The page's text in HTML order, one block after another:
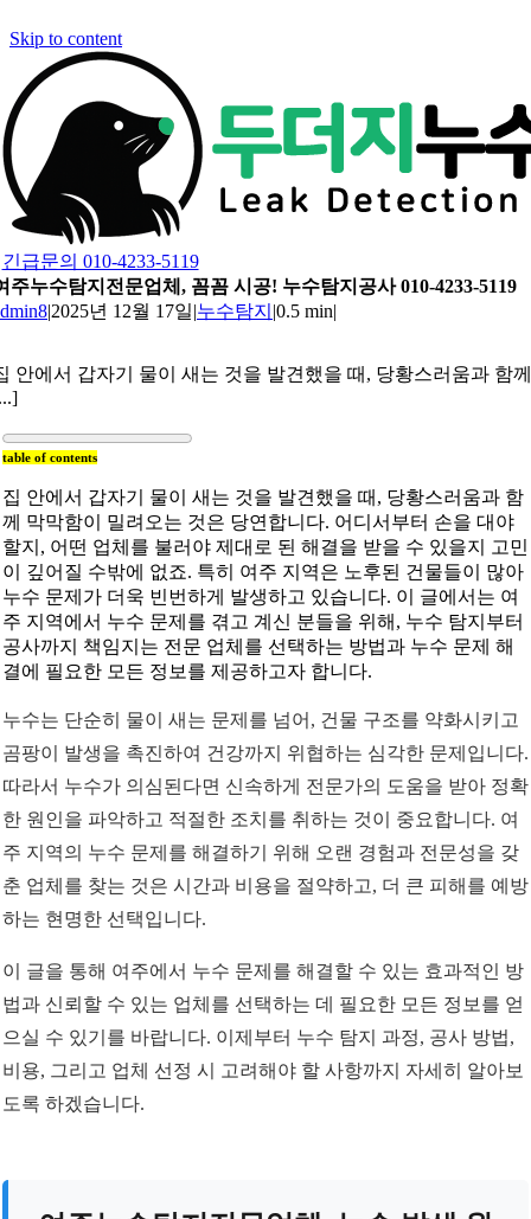
Skip to content
긴급문의 010-4233-5119
주누수탐지전문업체, 꼼꼼 시공! 누수탐지공사 010-4233-5119
|2025년 12월 17일|누수탐지 |0.5 min|
안에서 갑자기 물이 새는 것을 발견했을 때, 당황스러움과 함께
table of contents
집 안에서 갑자기 물이 새는 것을 발견했을 때, 당황스러움과 함
께 막막함이 밀려오는 것은 당연합니다. 어디서부터 손을 대야
할지, 어떤 업체를 불러야 제대로 된 해결을 받을 수 있을지 고민
이 깊어질 수밖에 없죠. 특히 여주 지역은 노후된 건물들이 많아
누수 문제가 더욱 빈번하게 발생하고 있습니다. 이 글에서는 여
주 지역에서 누수 문제를 겪고 계신 분들을 위해, 누수 탐지부터
공사까지 책임지는 전문 업체를 선택하는 방법과 누수 문제 해
결에 필요한 모든 정보를 제공하고자 합니다.
누수는 단순히 물이 새는 문제를 넘어, 건물 구조를 약화시키고
곰팡이 발생을 촉진하여 건강까지 위협하는 심각한 문제입니다.
따라서 누수가 의심된다면 신속하게 전문가의 도움을 받아 정확
한 원인을 파악하고 적절한 조치를 취하는 것이 중요합니다. 여
주 지역의 누수 문제를 해결하기 위해 오랜 경험과 전문성을 갖
춘 업체를 찾는 것은 시간과 비용을 절약하고, 더 큰 피해를 예방
하는 현명한 선택입니다.
이 글을 통해 여주에서 누수 문제를 해결할 수 있는 효과적인 방
법과 신뢰할 수 있는 업체를 선택하는 데 필요한 모든 정보를 얻
으실 수 있기를 바랍니다. 이제부터 누수 탐지 과정, 공사 방법,
비용, 그리고 업체 선정 시 고려해야 할 사항까지 자세히 알아보
도록 하겠습니다.